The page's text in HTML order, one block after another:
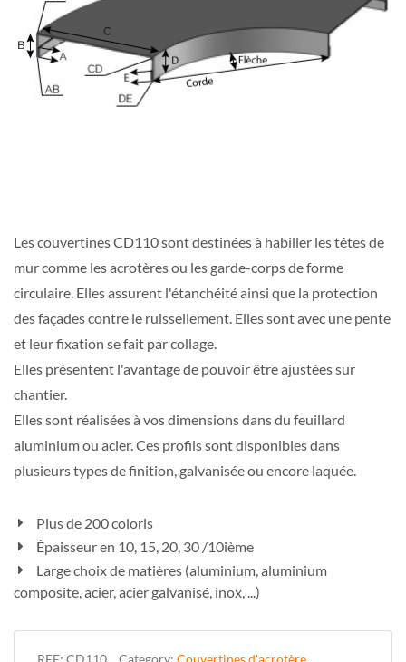
Les couvertines CD110 sont destinées à habiller les têtes de
mur comme les acrotères ou les garde-corps de forme
circulaire. Elles assurent l'étanchéité ainsi que la protection
des façades contre le ruissellement. Elles sont avec une pente
et leur fixation se fait par collage.
Elles présentent l'avantage de pouvoir être ajustées sur
chantier.
Elles sont réalisées à vos dimensions dans du feuillard
aluminium ou acier. Ces profils sont disponibles dans
plusieurs types de finition, galvanisée ou encore laquée.
Plus de 200 coloris
Épaisseur en 10, 15, 20, 30 /10ième
Large choix de matières (aluminium, aluminium
composite, acier, acier galvanisé, inox, ...)